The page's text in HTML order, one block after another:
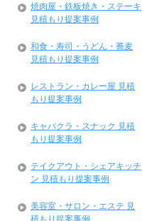
焼肉屋・鉄板焼き・ステーキ
見積もり提案事例
和食・寿司・うどん・蕎麦
見積もり提案事例
レストラン・カレー屋 見積
もり提案事例
キャバクラ・スナック 見積
もり提案事例
テイクアウト・シェアキッチ
ン 見積もり提案事例
美容室・サロン・エステ 見
積もり提案事例